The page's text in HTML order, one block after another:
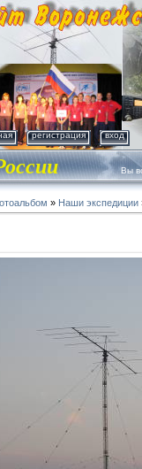
регистрация вход
Вы
» Наши экспедиции